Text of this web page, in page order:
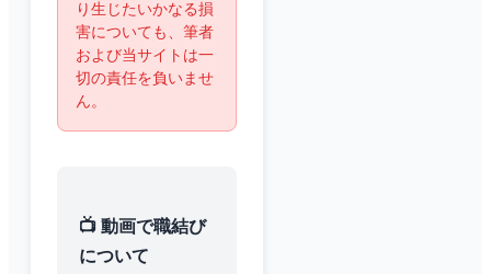
り生じたいかなる損
害についても、筆者
および当サイトは一
切の責任を負いませ
ん。
📺 動画で職結び
について